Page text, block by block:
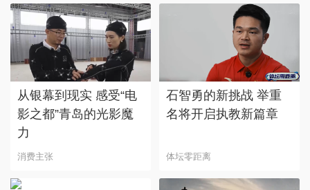
从银幕到现实 感受“电
影之都”青岛的光影魔
力
消费主张
石智勇的新挑战 举重
名将开启执教新篇章
体坛零距离